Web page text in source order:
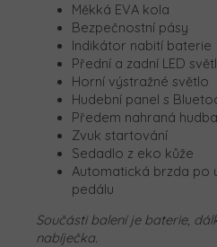
Měkká EVA kola
Bezpečnostní pásy
Indikátor nabití baterie
Přední a zadní LED
Horní výstražné světlo
Hudební panel s
Předem nahraná
Zvuk startování
Sedadlo z eko kůže
Automatická brzda po
pedálu
Součásti balení je baterie,
nabíječka.